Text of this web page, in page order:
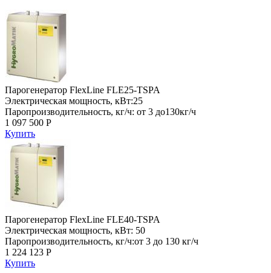
Парогенератор FlexLine FLE25-TSPA
Электрическая мощность, кВт:25
Паропроизводительность, кг/ч: от 3 до130кг/ч
1 097 500 Р
Купить
Парогенератор FlexLine FLE40-TSPA
Электрическая мощность, кВт: 50
Паропроизводительность, кг/ч:от 3 до 130 кг/ч
1 224 123 Р
Купить